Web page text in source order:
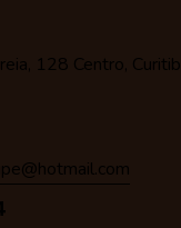
128 Centro,